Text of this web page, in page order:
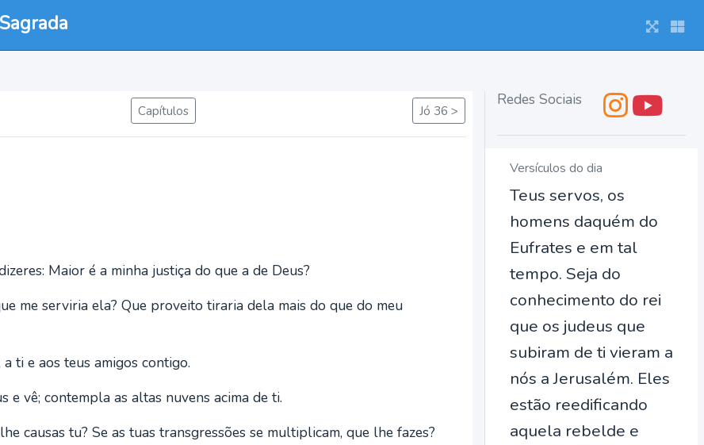
Capítulos Jó 36 >
Maior é a minha justiça do que a de Deus?
me serviria ela? Que proveito tiraria dela mais do que do meu
ti e aos teus amigos contigo.
e vê; contempla as altas nuvens acima de ti.
causas tu? Se as tuas transgressões se multiplicam, que lhe fazes?
Redes Sociais
Versículos do dia
Teus servos, os
homens daquém do
Eufrates e em tal
tempo. Seja do
conhecimento do rei
que os judeus que
subiram de ti vieram a
nós a Jerusalém. Eles
estão reedificando
aquela rebelde e